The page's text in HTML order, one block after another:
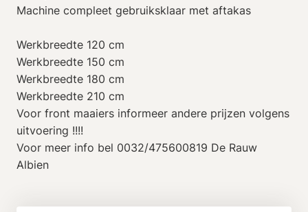
Machine compleet gebruiksklaar met aftakas
Werkbreedte 120 cm
Werkbreedte 150 cm
Werkbreedte 180 cm
Werkbreedte 210 cm
Voor front maaiers informeer andere prijzen volgens
uitvoering !!!!
Voor meer info bel 0032/475600819 De Rauw
Albien